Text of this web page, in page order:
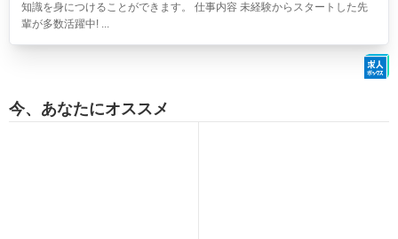
知識を身につけることができます。 仕事内容 未経験からスタートした先
輩が多数活躍中! ...
今、あなたにオススメ